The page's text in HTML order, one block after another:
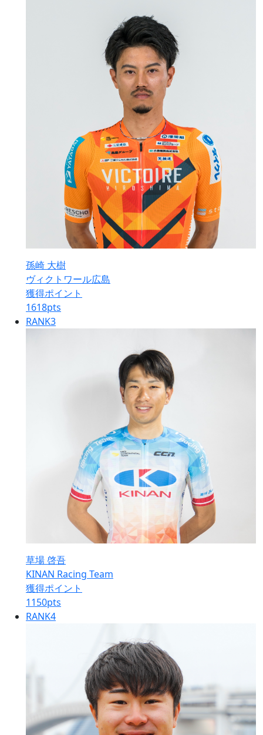
孫崎 大樹
ヴィクトワール広島
獲得ポイント
1618pts
RANK3
草場 啓吾
KINAN Racing Team
獲得ポイント
1150pts
RANK4